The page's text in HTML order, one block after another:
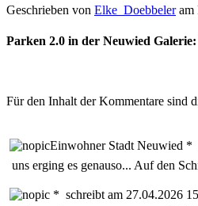
Geschrieben von Elke_Doebbeler am
Parken 2.0 in der Neuwied
Für den Inhalt der Kommentare sind
Einwohner Stadt Neuwied *
uns erging es genauso... Auf den
* schreibt am 27.04.2026